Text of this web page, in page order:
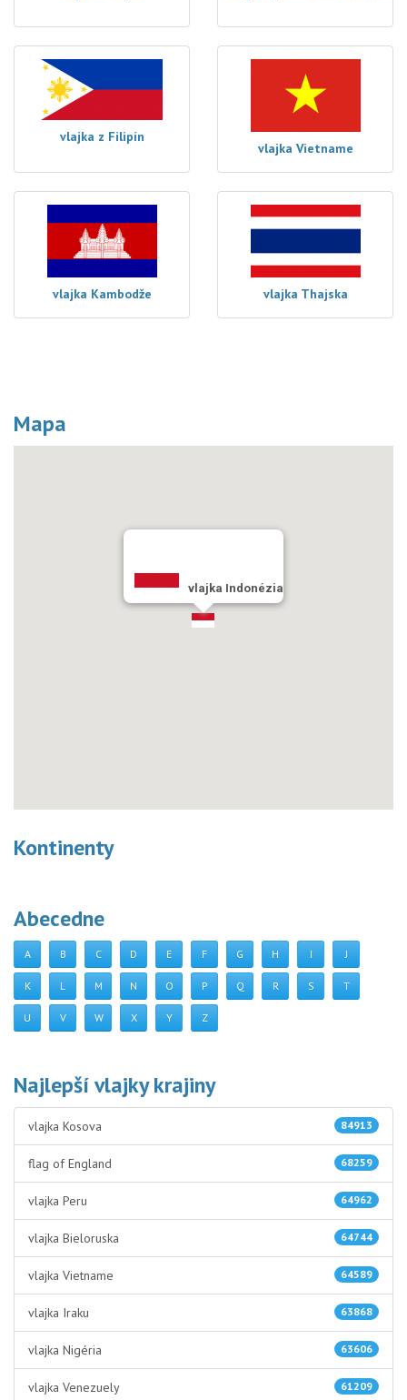
vlajka z Filipín
vlajka Vietname
vlajka Kambodže vlajka Thajska
Mapa
vlajka Indonézia
Kontinenty
Abecedne
A B C D E F G H I J
K L M N O P Q R S T
U V W X Y Z
Najlepší vlajky krajiny
84913
vlajka Kosova
68259
flag of England
64962
vlajka Peru
64744
vlajka Bieloruska
64589
vlajka Vietname
63868
vlajka Iraku
63606
vlajka Nigéria
61209
vlajka Venezuely